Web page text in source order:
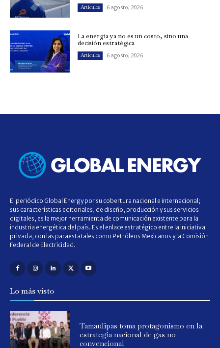
Artículos 6 agosto, 2026
La energía ya no es un costo, sino una
decisión estratégica
Artículos 6 agosto, 2026
El periódico Global Energy por su cobertura nacional e internacional;
sus características editoriales, de diseño, producción y sus servicios
digitales, es la mejor herramienta de comunicación existente para la
industria energética del país. Es el enlace estratégico entre la iniciativa
privada, con las paraestatales como Petróleos Mexicanos y la Comisión
Federal de Electricidad.
Lo más visto
Tamaulipas toma protagonismo en la
estrategia nacional de gas no
convencional